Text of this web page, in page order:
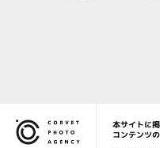
Corvet Photo
本サイトに
コンテンツ